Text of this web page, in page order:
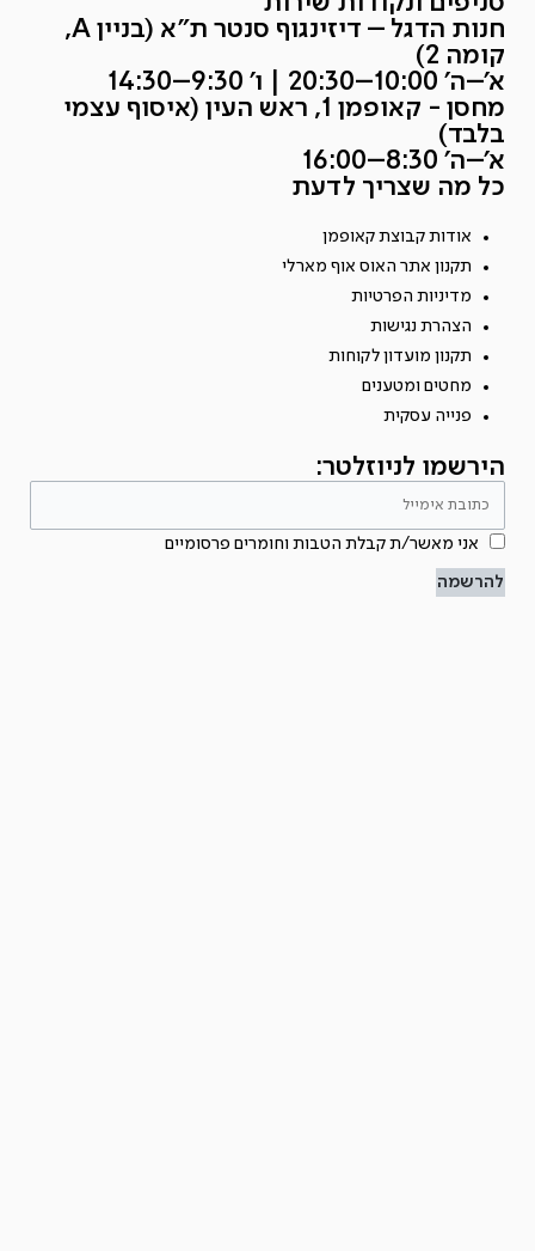
חנות הדגל – דיזינגוף סנטר ת״א (בניין A,
קומה 2)
א׳–ה׳ 10:00–20:30 | ו׳ 9:30–14:30
מחסן - קאופמן 1, ראש העין (איסוף עצמי
בלבד)
א׳–ה׳ 8:30–16:00
כל מה שצריך לדעת
אודות קבוצת קאופמן
תקנון אתר האוס אוף מארלי
מדיניות הפרטיות
הצהרת נגישות
תקנון מועדון לקוחות
מחטים ומטענים
פנייה עסקית
הירשמו לניוזלטר:
אני מאשר/ת קבלת הטבות וחומרים פרסומיים
להרשמה